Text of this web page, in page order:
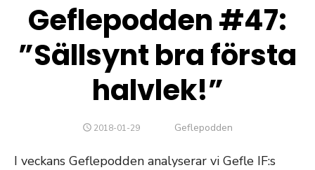
Geflepodden #47:
”Sällsynt bra första
halvlek!”
PUBLICERAT
2018-01-29 Författare
Geflepodden
I veckans Geflepodden analyserar vi Gefle IF:s